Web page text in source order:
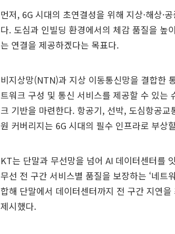
먼저, 6G 시대의 초연결성을 위해 지상·해상·
다. 도심과 인빌딩 환경에서의 체감 품질을 높
는 연결을 제공하겠다는 목표다.
비지상망(NTN)과 지상 이동통신망을 결합한
트워크 구성 및 통신 서비스를 제공할 수 있는
크 기반을 마련한다. 항공기, 선박, 도심항공
원 커버리지는 6G 시대의 필수 인프라로 부상
KT는 단말과 무선망을 넘어 AI 데이터센터를
무선 전 구간 서비스별 품질을 보장하는 ‘네트
합해 단말에서 데이터센터까지 전 구간 지연
제시했다.